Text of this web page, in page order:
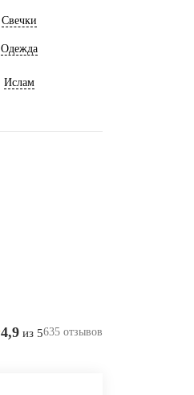
Свечки
Одежда
Ислам
4,9 из 5635 отзывов